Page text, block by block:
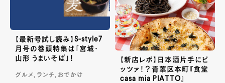
【最新号試し読み】S-style7
月号の巻頭特集は「宮城・
山形 うまいそば」！
グルメ, ランチ, おでかけ
【新店レポ】日本酒片手にピ
ッツァ！？青葉区本町『食堂
casa mia PIATTO』